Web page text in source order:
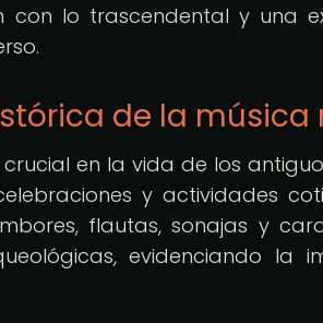
con lo trascendental y una
de la música
en la vida de los
y actividades
flautas, sonajas y
evidenciando la